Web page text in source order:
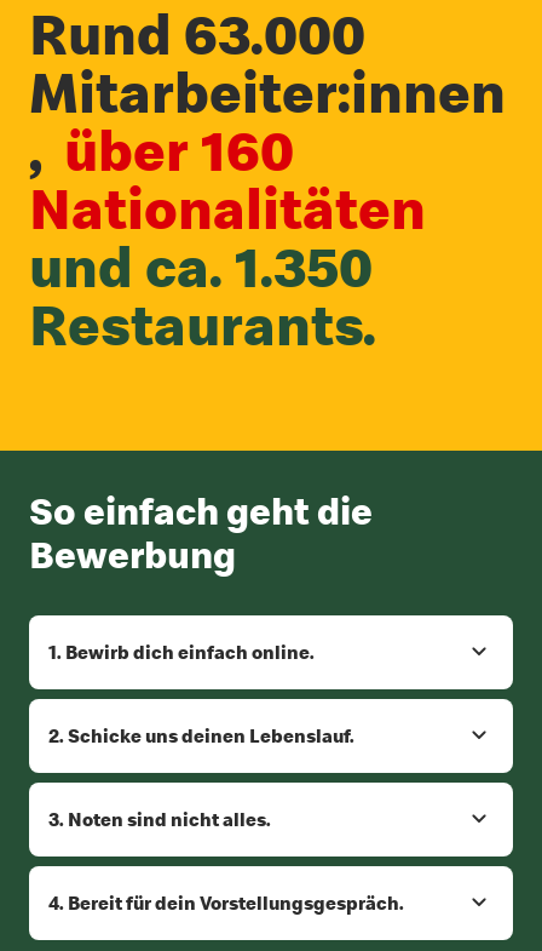
Rund 63.000
Mitarbeiter:innen
, über 160
Nationalitäten
und ca. 1.350
Restaurants.
So einfach geht die
Bewerbung
1. Bewirb dich einfach online.
2. Schicke uns deinen Lebenslauf.
3. Noten sind nicht alles.
4. Bereit für dein Vorstellungsgespräch.